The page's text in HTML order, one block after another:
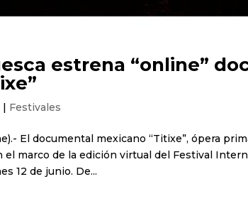
estrena “online”
| Festivales
El documental mexicano “Titixe”, ópera
el marco de la edición virtual del Festival
12 de junio. De...